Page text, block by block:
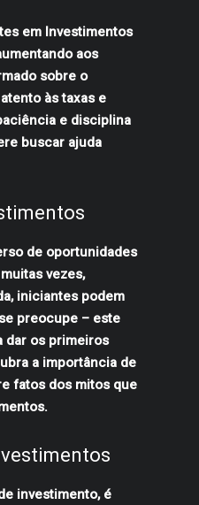
em Investimentos
aos
sobre o
às taxas e
e disciplina
buscar ajuda
de oportunidades
vezes,
iniciantes podem
preocupe – este
dar os primeiros
a importância de
fatos dos mitos que
investimento, é